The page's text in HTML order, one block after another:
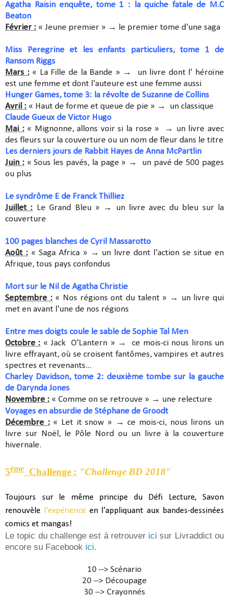
Agatha Raisin enquête, tome 1 : la quiche fatale de M.C
Beaton
Février : « Jeune premier » → le premier tome d'une saga
Miss Peregrine et les enfants particuliers, tome 1 de
Ransom Riggs
Mars : « La Fille de la Bande » →
un livre dont l' héroïne
est une femme et dont l'auteure est une femme aussi
Hunger Games, tome 3: la révolte de Suzanne de Collins
Avril : « Haut de forme et queue de pie » →
un classique
Claude Gueux de Victor Hugo
Mai : « Mignonne, allons voir si la rose » → un livre avec
des fleurs sur la couverture ou un nom de fleur dans le titre
Les derniers jours de Rabbit Hayes de Anna McPartlin
Juin : « Sous les pavés, la page » →
un pavé de 500 pages
ou plus
Le syndrôme E de Franck Thilliez
Juillet : Le Grand Bleu » →
un livre avec du bleu sur la
couverture
100 pages blanches de Cyril Massarotto
Août : « Saga Africa » → un livre dont l'action se situe en
Afrique, tous pays confondus
Mort sur le Nil de Agatha Christie
Septembre : « Nos régions ont du talent » → un livre qui
met en avant l'une de nos régions
Entre mes doigts coule le sable de Sophie Tal Men
Octobre : « Jack O'Lantern » →
ce mois-ci nous lirons un
livre effrayant, où se croisent fantômes, vampires et autres
spectres et revenants...
Charley Davidson, tome 2: deuxième tombe sur la gauche
de Darynda Jones
Novembre : « Comme on se retrouve » → une relecture
Voyages en absurdie de Stéphane de Groodt
Décembre : « Let it snow » → ce mois-ci, nous lirons un
livre sur Noël, le Pôle Nord ou un livre à la couverture
hivernale.
5ème Challenge : "Challenge BD 2018"
Toujours sur le même principe du Défi Lecture, Savon
renouvèle
l'expérienceen l'appliquant aux bandes-dessinées
comics et mangas!
Le topic du challenge est à retrouver ici sur Livraddict ou
encore su Facebook ici.
10 --> Scénario
20 --> Découpage
30 --> Crayonnés